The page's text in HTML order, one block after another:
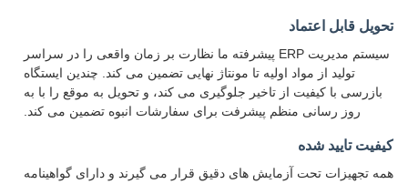
تحویل قابل اعتماد
سیستم مدیریت ERP پیشرفته ما نظارت بر زمان واقعی را در سراسر
تولید از مواد اولیه تا مونتاژ نهایی تضمین می کند. چندین ایستگاه
بازرسی با کیفیت از تاخیر جلوگیری می کند، و تحویل به موقع را با به
روز رسانی منظم پیشرفت برای سفارشات انبوه تضمین می کند.
کیفیت تایید شده
همه تجهیزات تحت آزمایش های دقیق قرار می گیرند و دارای گواهینامه